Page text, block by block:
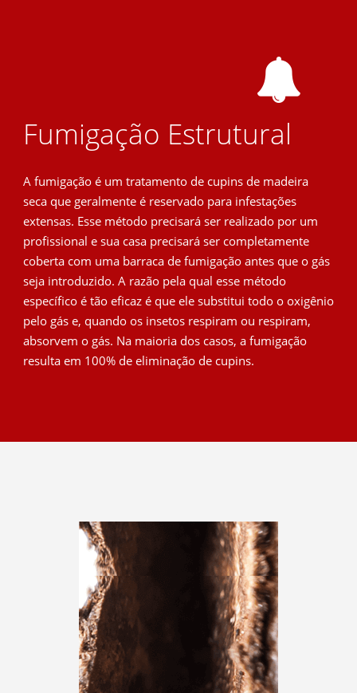
Fumigação Estrutural
A fumigação é um tratamento de cupins de madeira
seca que geralmente é reservado para infestações
extensas. Esse método precisará ser realizado por um
profissional e sua casa precisará ser completamente
coberta com uma barraca de fumigação antes que o gás
seja introduzido. A razão pela qual esse método
específico é tão eficaz é que ele substitui todo o oxigênio
pelo gás e, quando os insetos respiram ou respiram,
absorvem o gás. Na maioria dos casos, a fumigação
resulta em 100% de eliminação de cupins.